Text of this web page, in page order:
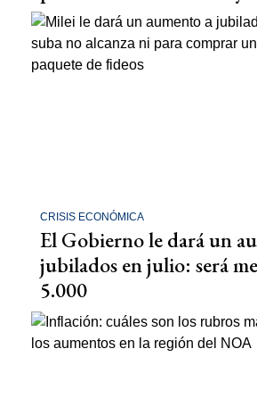
CRISIS ECONÓMICA
El Gobierno le dará un
jubilados en julio: será
5.000